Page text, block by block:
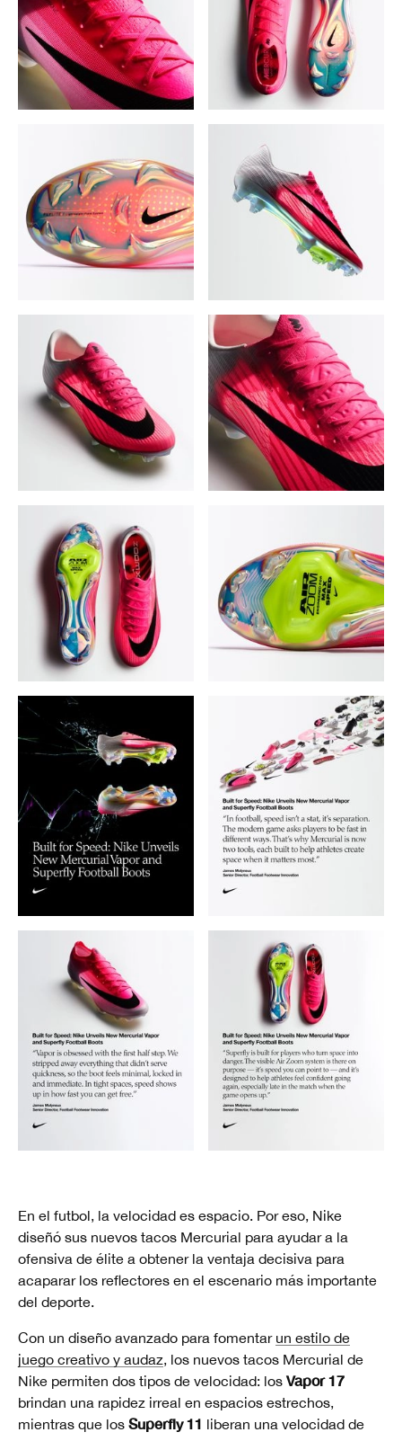
En el futbol, la velocidad es espacio. Por eso, Nike
diseñó sus nuevos tacos Mercurial para ayudar a la
ofensiva de élite a obtener la ventaja decisiva para
acaparar los reflectores en el escenario más importante
del deporte.
Con un diseño avanzado para fomentar un estilo de
juego creativo y audaz, los nuevos tacos Mercurial de
Nike permiten dos tipos de velocidad: los Vapor 17
brindan una rapidez irreal en espacios estrechos,
mientras que los Superfly 11 liberan una velocidad de